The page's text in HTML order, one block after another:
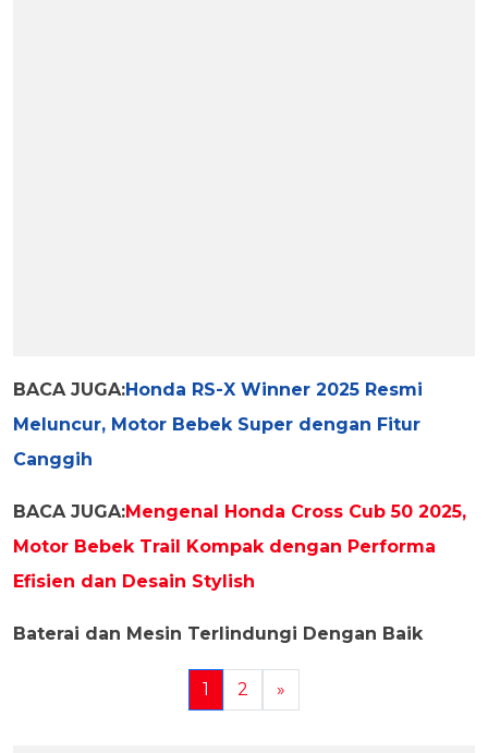
BACA JUGA:Honda RS-X Winner 2025 Resmi
Meluncur, Motor Bebek Super dengan Fitur
Canggih
BACA JUGA:Mengenal Honda Cross Cub 50 2025,
Motor Bebek Trail Kompak dengan Performa
Efisien dan Desain Stylish
Baterai dan Mesin Terlindungi Dengan Baik
1 2 »